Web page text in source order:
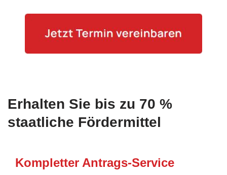
Erhalten Sie bis zu 70 %
staatliche Fördermittel
Kompletter Antrags-Service